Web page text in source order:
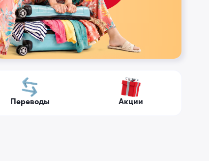
Переводы Акции